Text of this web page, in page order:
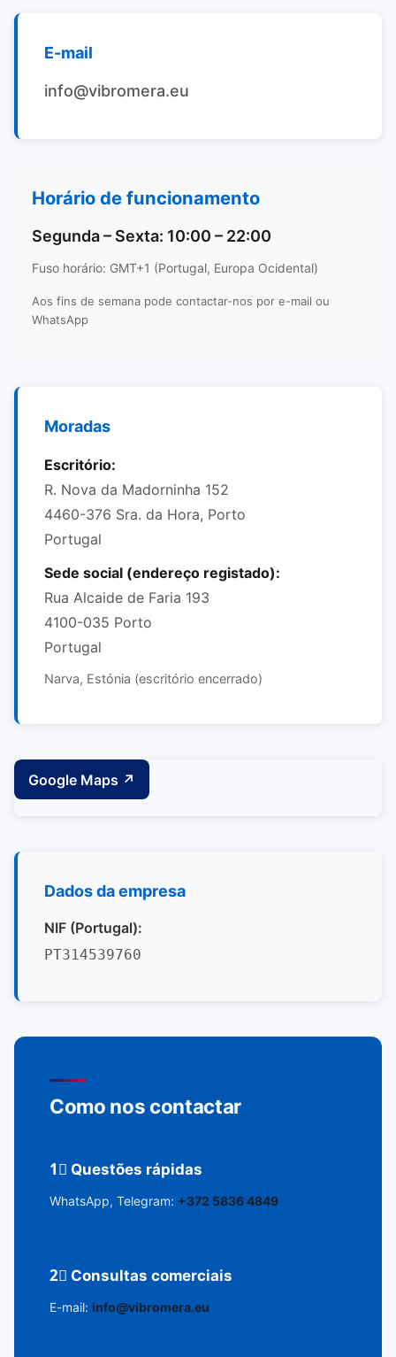
E-mail
info@vibromera.eu
Horário de funcionamento
Segunda – Sexta: 10:00 – 22:00
Fuso horário: GMT+1 (Portugal, Europa Ocidental)
Aos fins de semana pode contactar-nos por e-mail ou
WhatsApp
Moradas
Escritório:
R. Nova da Madorninha 152
4460-376 Sra. da Hora, Porto
Portugal
Sede social (endereço registado):
Rua Alcaide de Faria 193
4100-035 Porto
Portugal
Narva, Estónia (escritório encerrado)
Google Maps ↗
Dados da empresa
NIF (Portugal):
PT314539760
Como nos contactar
1⃣ Questões rápidas
WhatsApp, Telegram: +372 5836 4849
2⃣ Consultas comerciais
E-mail: info@vibromera.eu